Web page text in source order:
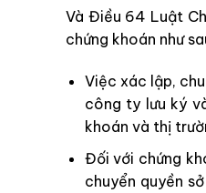
Và Điều 64 Luật
chứng khoán như
Việc xác lập,
công ty lưu ký
khoán và thị
Đối với chứng
chuyển quyền